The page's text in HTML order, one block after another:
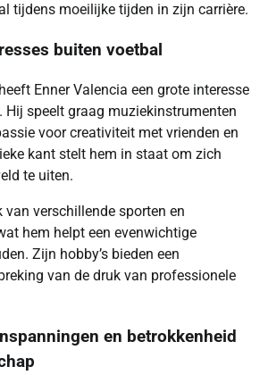
tijdens moeilijke tijden in zijn carrière.
buiten voetbal
Enner Valencia een grote interesse
Hij speelt graag muziekinstrumenten
voor creativiteit met vrienden en
kant stelt hem in staat om zich
te uiten.
verschillende sporten en
hem helpt een evenwichtige
Zijn hobby’s bieden een
van de druk van professionele
en betrokkenheid